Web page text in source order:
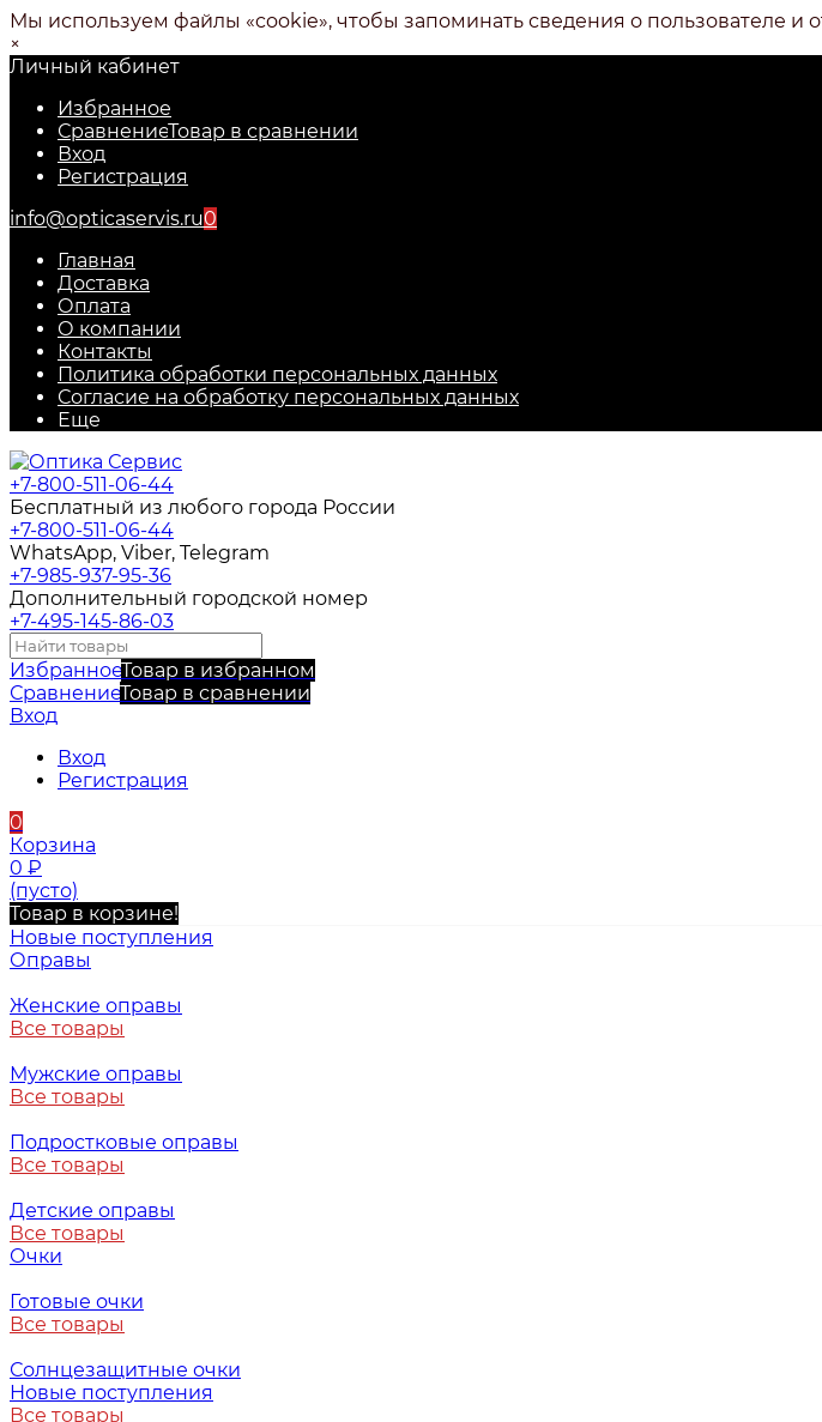
Мы используем файлы «cookie», чтобы запоминать сведения о пользователе
×
Личный кабинет
Избранное
СравнениеТовар в сравнении
Вход
Регистрация
info@opticaservis.ru0
Главная
Доставка
Оплата
О компании
Контакты
Политика обработки персональных данных
Согласие на обработку персональных данных
Еще
+7-800-511-06-44
Бесплатный из любого города России
+7-800-511-06-44
WhatsApp, Viber, Telegram
+7-985-937-95-36
Дополнительный городской номер
+7-495-145-86-03
ИзбранноеТовар в избранном
СравнениеТовар в сравнении
Вход
Вход
Регистрация
0
Корзина
0 ₽
(пусто)
Товар в корзине!
Новые поступления
Оправы
Женские оправы
Все товары
Мужские оправы
Все товары
Подростковые оправы
Все товары
Детские оправы
Все товары
Очки
Готовые очки
Все товары
Солнцезащитные очки
Новые поступления
Все товары